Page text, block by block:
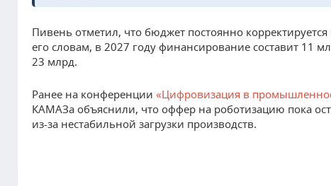
Пивень отметил, что бюджет постоянно
его словам, в 2027 году финансирование составит 11
23 млрд.
Ранее на конференции «Цифровизация в
КАМАЗа объяснили, что оффер на роботизацию пока
из-за нестабильной загрузки производств.